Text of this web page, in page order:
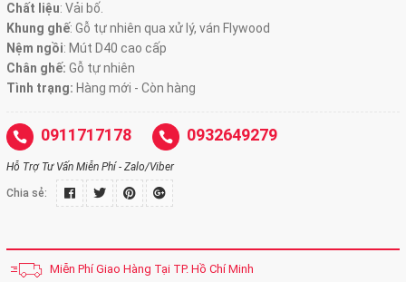
Chất liệu: Vải bố.
Khung ghế: Gỗ tự nhiên qua xử lý, ván Flywood
Nệm ngồi: Mút D40 cao cấp
Chân ghế: Gỗ tự nhiên
Tình trạng: Hàng mới - Còn hàng
0911717178 0932649279
Hỗ Trợ Tư Vấn Miễn Phí - Zalo/Viber
Chia sẻ:
Miễn Phí Giao Hàng Tại TP. Hồ Chí Minh